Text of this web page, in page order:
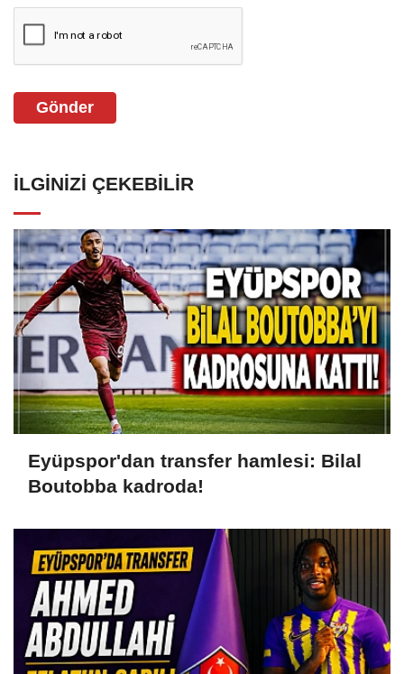
Gönder
İLGINIZI ÇEKEBILIR
Eyüpspor'dan transfer hamlesi: Bilal
Boutobba kadroda!